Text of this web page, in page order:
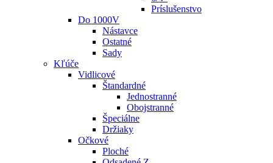
Príslušenstvo
Do 1000V
Nástavce
Ostatné
Sady
Kľúče
Vidlicové
Štandardné
Jednostranné
Obojstranné
Špeciálne
Držiaky
Očkové
Ploché